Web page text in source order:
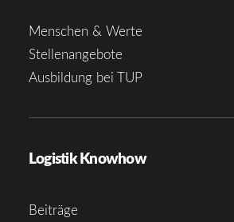
Menschen & Werte
Stellenangebote
Ausbildung bei TUP
Logistik Knowhow
Beiträge